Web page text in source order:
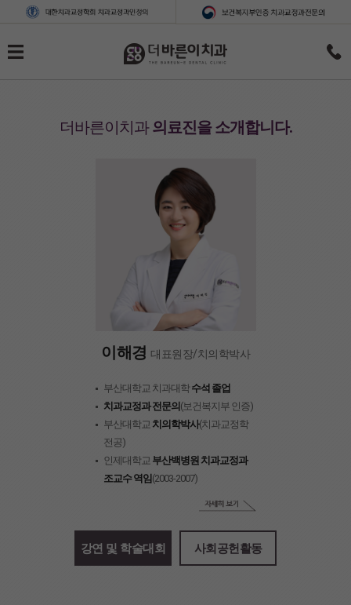
더바른이치과의료진을 소개합니다.
이해경 대표원장/치의학박사
부산대학교 치과대학 수석 졸업
치과교정과 전문의(보건복지부 인증)
부산대학교 치의학박사(치과교정학
전공)
인제대학교 부산백병원 치과교정과
조교수 역임(2003-2007)
강연 및 학술대회 사회공헌활동